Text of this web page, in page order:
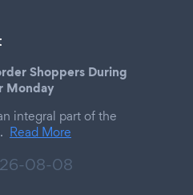
Shoppers During
Monday
integral part of the
Read More
08-08